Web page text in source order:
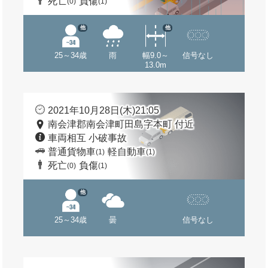
25～34歳
他
雨
幅9.0～
13.0m
他
信号なし
2021年10月28日(木)21:05
南会津郡南会津町田島字本町 付近
車両相互 小破事故
普通貨物車(1) 軽自動車(1)
死亡(0) 負傷(1)
25～34歳
他
曇 信号なし